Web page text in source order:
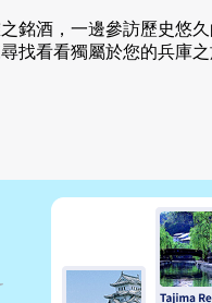
銘酒，一邊參訪歷史悠
找看看獨屬於您的兵庫之